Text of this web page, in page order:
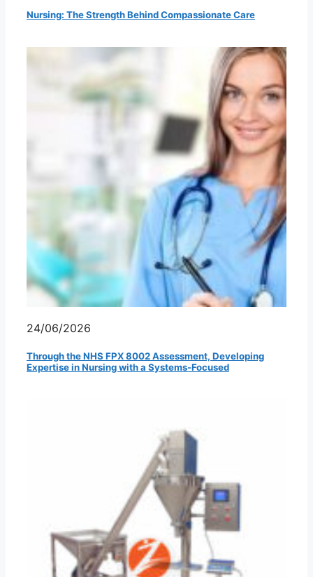
Nursing: The Strength Behind Compassionate Care
24/06/2026
Through the NHS FPX 8002 Assessment, Developing
Expertise in Nursing with a Systems-Focused